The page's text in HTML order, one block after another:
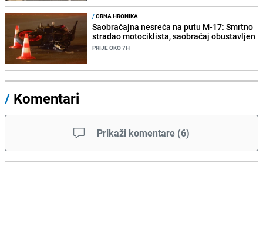
/CRNA HRONIKA
Saobraćajna nesreća na putu M-17: Smrtno
stradao motociklista, saobraćaj obustavljen
PRIJE OKO 7H
/ Komentari
Prikaži komentare (6)